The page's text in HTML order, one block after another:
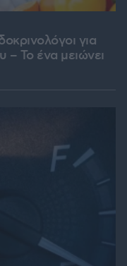
για
– Το ένα μειώνει